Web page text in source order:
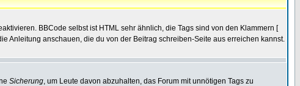
BBCode selbst ist HTML sehr ähnlich, die Tags sind von den Klammern [
Anleitung anschauen, die du von der Beitrag schreiben-Seite aus erreichen kannst.
Sicherung, um Leute davon abzuhalten, das Forum mit unnötigen Tags zu